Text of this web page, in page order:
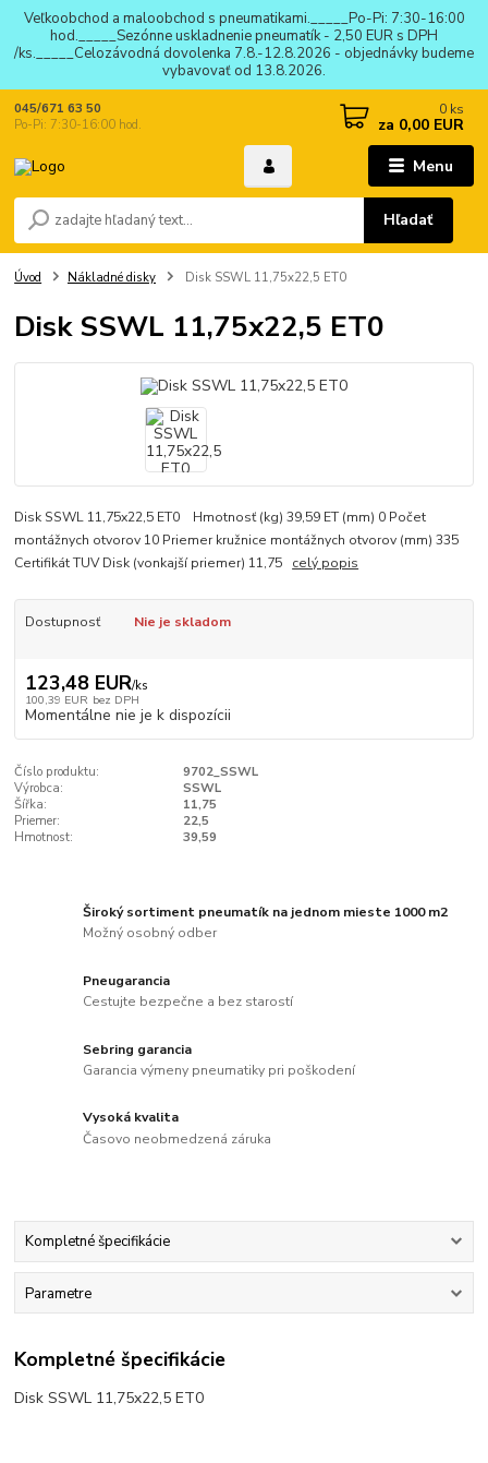
Veľkoobchod a maloobchod s pneumatikami._____Po-Pi: 7:30-16:00
hod._____Sezónne uskladnenie pneumatík - 2,50 EUR s DPH
/ks._____Celozávodná dovolenka 7.8.-12.8.2026 - objednávky budeme
vybavovať od 13.8.2026.
Menu
Hľadať
045/671 63 50
Po-Pi: 7:30-16:00 hod.
0 ks
za 0,00 EUR
Úvod Nákladné disky Disk SSWL 11,75x22,5 ET0
Disk SSWL 11,75x22,5 ET0
Disk SSWL 11,75x22,5 ET0 Hmotnosť (kg) 39,59 ET (mm) 0 Počet
montážnych otvorov 10 Priemer kružnice montážnych otvorov (mm) 335
Certifikát TUV Disk (vonkajší priemer) 11,75 celý popis
Dostupnosť Nie je skladom
123,48 EUR/ks
100,39 EUR bez DPH
Momentálne nie je k dispozícii
Číslo produktu:
9702_SSWL
Výrobca:
SSWL
Šířka:
11,75
Priemer:
22,5
Hmotnost:
39,59
Široký sortiment pneumatík na jednom mieste 1000 m2
Možný osobný odber
Pneugarancia
Cestujte bezpečne a bez starostí
Sebring garancia
Garancia výmeny pneumatiky pri poškodení
Vysoká kvalita
Časovo neobmedzená záruka
Kompletné špecifikácie
Parametre
Kompletné špecifikácie
Disk SSWL 11,75x22,5 ET0